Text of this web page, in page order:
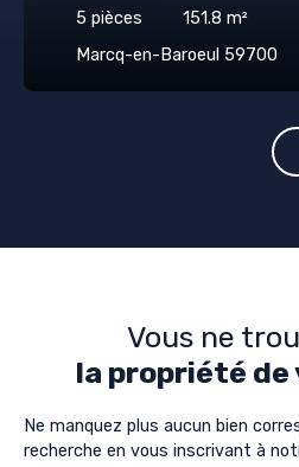
5 pièces 151.8 m²
Marcq-en-Baroeul 59700
Vous ne
la propriété de
Ne manquez plus aucun bien
recherche en vous inscrivant à